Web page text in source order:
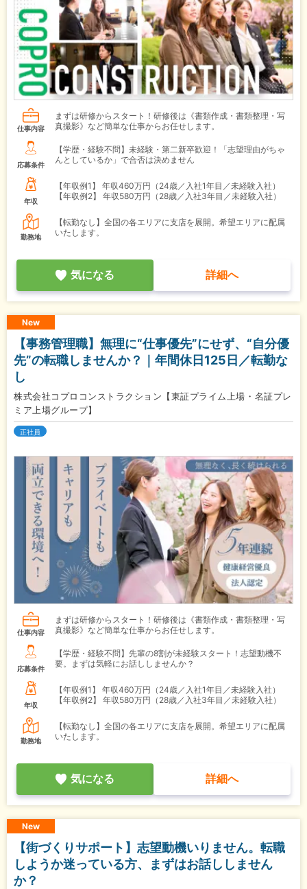
仕事内容
まずは研修からスタート！研修後は《書類作成・書類整理・写
真撮影》など簡単な仕事からお任せします。
応募条件
【学歴・経験不問】未経験・第二新卒歓迎！「志望理由がちゃ
んとしているか」で合否は決めません
年収
【年収例1】
年収460万円（24歳／入社1年目／未経験入社）
【年収例2】
年収580万円（28歳／入社3年目／未経験入社）
勤務地
【転勤なし】全国の各エリアに支店を展開。希望エリアに配属
いたします。
気になる 詳細へ
New
【事務管理職】無理に“仕事優先”にせず、“自分優
先”の転職しませんか？｜年間休日125日／転勤な
し
株式会社コプロコンストラクション【東証プライム上場・名証プレ
ミア上場グループ】
正社員
仕事内容
まずは研修からスタート！研修後は《書類作成・書類整理・写
真撮影》など簡単な仕事からお任せします。
応募条件
【学歴・経験不問】先輩の8割が未経験スタート！志望動機不
要。まずは気軽にお話ししませんか？
年収
【年収例1】
年収460万円（24歳／入社1年目／未経験入社）
【年収例2】
年収580万円（28歳／入社3年目／未経験入社）
勤務地
【転勤なし】全国の各エリアに支店を展開。希望エリアに配属
いたします。
気になる 詳細へ
New
【街づくりサポート】志望動機いりません。転職
しようか迷っている方、まずはお話ししません
か？